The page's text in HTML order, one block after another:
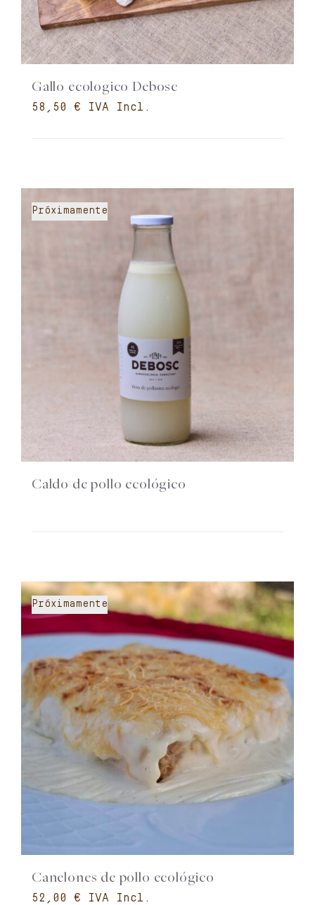
Gallo ecologico Debosc
€
Próximamente
Caldo de pollo ecológico
Próximamente
Canelones de pollo ecológico
€